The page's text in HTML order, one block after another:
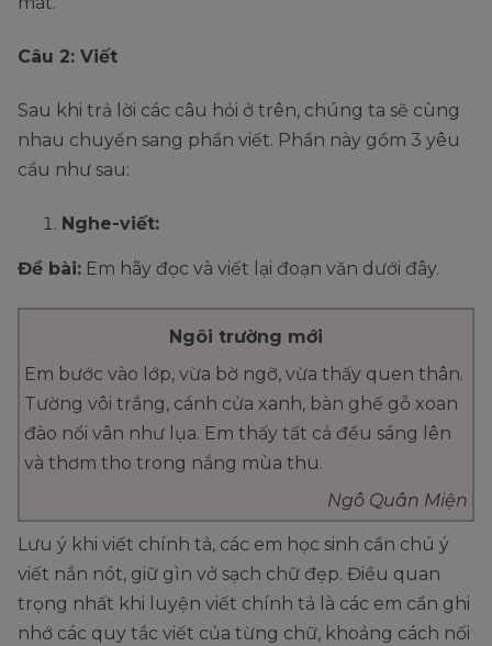
Câu 2: Viết
Sau khi trả lời các câu hỏi ở trên, chúng ta sẽ cùng
nhau chuyển sang phần viết. Phần này gồm 3 yêu
cầu như sau:
Nghe-viết:
Đề bài: Em hãy đọc và viết lại đoạn văn dưới đây.
Ngôi trường mới
Em bước vào lớp, vừa bờ ngỡ, vừa thấy quen thân.
Tường vôi trắng, cánh cửa xanh, bàn ghế gỗ xoan
đào nổi vân như lụa. Em thấy tất cả đều sáng lên
và thơm tho trong nắng mùa thu.
Ngô Quân Miện
Lưu ý khi viết chính tả, các em học sinh cần chú ý
viết nắn nót, giữ gìn vở sạch chữ đẹp. Điều quan
trọng nhất khi luyện viết chính tả là các em cần ghi
nhớ các quy tắc viết của từng chữ, khoảng cách nối